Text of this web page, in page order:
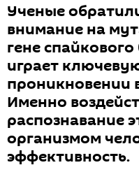
Ученые
внимание на
гене
играет
проникновении
Именно
распознавание
организмом
эффективность.